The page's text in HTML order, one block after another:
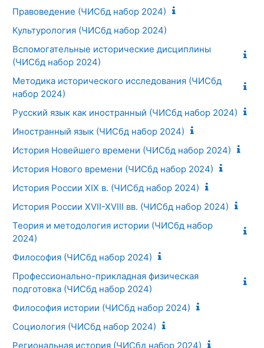
Правоведение (ЧИСбд набор 2024)
Культурология (ЧИСбд набор 2024)
Вспомогательные исторические дисциплины
(ЧИСбд набор 2024)
Методика исторического исследования (ЧИСбд
набор 2024)
Русский язык как иностранный (ЧИСбд набор 2024)
Иностранный язык (ЧИСбд набор 2024)
История Новейшего времени (ЧИСбд набор 2024)
История Нового времени (ЧИСбд набор 2024)
История России ХIX в. (ЧИСбд набор 2024)
История России XVII-XVIII вв. (ЧИСбд набор 2024)
Теория и методология истории (ЧИСбд набор
2024)
Философия (ЧИСбд набор 2024)
Профессионально-прикладная физическая
подготовка (ЧИСбд набор 2024)
Философия истории (ЧИСбд набор 2024)
Социология (ЧИСбд набор 2024)
Региональная история (ЧИСбд набор 2024)